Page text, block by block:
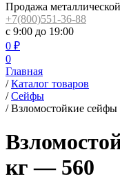
Продажа
+7(800)551-36-88
с 9:00 до 19:00
0 ₽
0
Главная
/ Каталог товаров
/ Сейфы
/ Взломостойкие сейфы
кг — 560